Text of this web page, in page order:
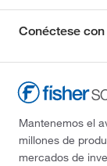
Conéctese
Mantenemos el
millones de
mercados de